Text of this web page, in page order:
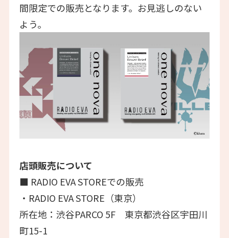
間限定での販売となります。お見逃しのない
よう。
店頭販売について
■ RADIO EVA STOREでの販売
・RADIO EVA STORE（東京）
所在地：渋谷PARCO 5F 東京都渋谷区宇田川
町15-1